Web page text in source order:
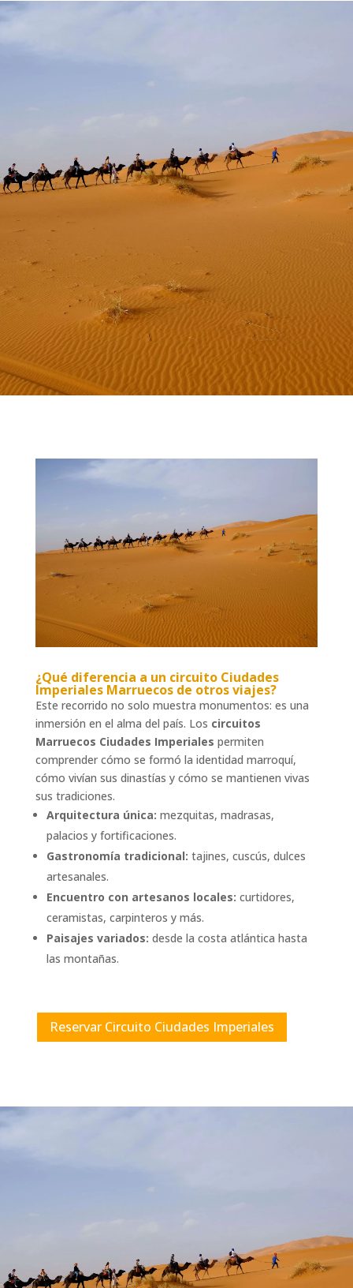
¿Qué diferencia a un circuito Ciudades
Imperiales Marruecosde otros viajes?
Este recorrido no solo muestra monumentos: es una
inmersión en el alma del país. Los circuitos
Marruecos Ciudades Imperiales permiten
comprender cómo se formó la identidad marroquí,
cómo vivían sus dinastías y cómo se mantienen vivas
sus tradiciones.
Arquitectura única: mezquitas, madrasas,
palacios y fortificaciones.
Gastronomía tradicional: tajines, cuscús, dulces
artesanales.
Encuentro con artesanos locales: curtidores,
ceramistas, carpinteros y más.
Paisajes variados: desde la costa atlántica hasta
las montañas.
Reservar Circuito Ciudades Imperiales